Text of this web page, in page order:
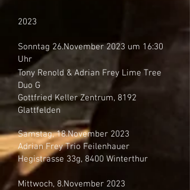
2023
Sonntag 26.November 2023 um 16:30
Uhr
Tony Renold & Adrian Frey Lime Tree
Duo G
Gottfried Keller Zentrum, 8192
Glattfelden
Samstag, 18.November 2023
Adrian Frey Trio Feilenhauer
Hegistrasse 33g, 8400 Winterthur
Mittwoch, 8.November 2023